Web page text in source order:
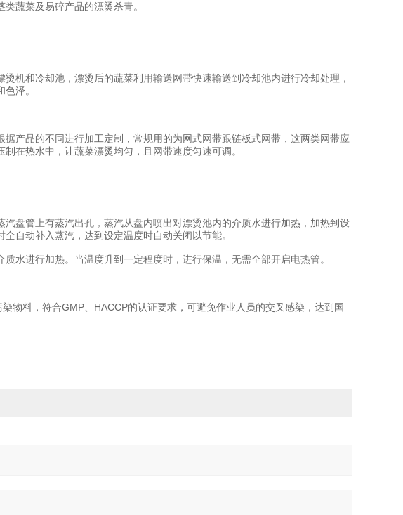
蔬菜及易碎产品的漂烫杀青。
和冷却池，漂烫后的蔬菜利用输送网带快速输送到冷却池内进行冷却处理，
泽。
品的不同进行加工定制，常规用的为网式网带跟链板式网带，这两类网带应
在热水中，让蔬菜漂烫均匀，且网带速度匀速可调。
管上有蒸汽出孔，蒸汽从盘内喷出对漂烫池内的介质水进行加热，加热到设
自动补入蒸汽，达到设定温度时自动关闭以节能。
进行加热。当温度升到一定程度时，进行保温，无需全部开启电热管。
料，符合GMP、HACCP的认证要求，可避免作业人员的交叉感染，达到国